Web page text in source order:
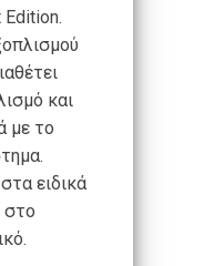
Edition.
και
με το
ειδικά
στο